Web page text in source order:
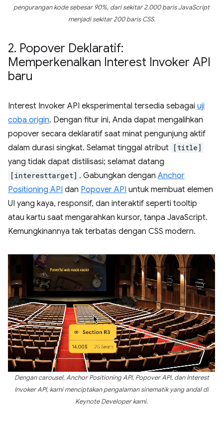
pengurangan kode sebesar 90%, dari sekitar 2.000 baris JavaScript
menjadi sekitar 200 baris CSS.
2. Popover Deklaratif:
Memperkenalkan Interest Invoker API
baru
Interest Invoker API eksperimental tersedia sebagai uji
coba origin. Dengan fitur ini, Anda dapat mengalihkan
popover secara deklaratif saat minat pengunjung aktif
dalam durasi singkat. Selamat tinggal atribut [title]
yang tidak dapat distilisasi; selamat datang
[interesttarget] . Gabungkan dengan Anchor
Positioning API dan Popover API untuk membuat elemen
UI yang kaya, responsif, dan interaktif seperti tooltip
atau kartu saat mengarahkan kursor, tanpa JavaScript.
Kemungkinannya tak terbatas dengan CSS modern.
Dengan carousel, Anchor Positioning API, Popover API, dan Interest
Invoker API, kami menciptakan pengalaman sinematik yang andal di
Keynote Developer kami.